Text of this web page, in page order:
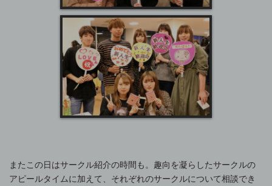
またこの日はサークル紹介の時間も。趣向を凝らしたサークルの
アピールタイムに加えて、それぞれのサークルについて相談でき